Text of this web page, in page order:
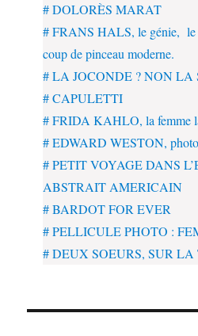
# DOLORÈS MARAT
# FRANS HALS, le génie, le
coup de pinceau moderne.
# LA JOCONDE ? NON
# CAPULETTI
# FRIDA KAHLO, la femme
# EDWARD WESTON,
# PETIT VOYAGE DANS
ABSTRAIT AMERICAIN
# BARDOT FOR EVER
# PELLICULE PHOTO :
# DEUX SOEURS, SUR LA